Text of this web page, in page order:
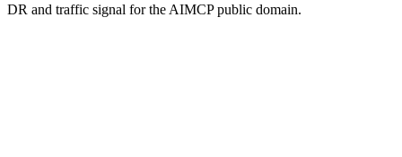
DR and traffic signal for the AIMCP public domain.